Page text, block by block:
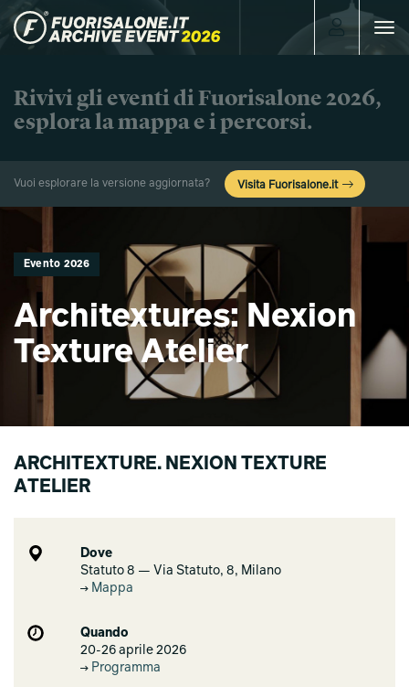
Toggle
Rivivi gli eventi di Fuorisalone 2026,
esplora la mappa e i percorsi.
Vuoi esplorare la versione aggiornata? Visita Fuorisalone.it
Evento 2026
Architextures: Nexion
Texture Atelier
ARCHITEXTURE. NEXION TEXTURE
ATELIER
Dove
Statuto 8 — Via Statuto, 8, Milano
Mappa
Quando
20-26 aprile 2026
Programma